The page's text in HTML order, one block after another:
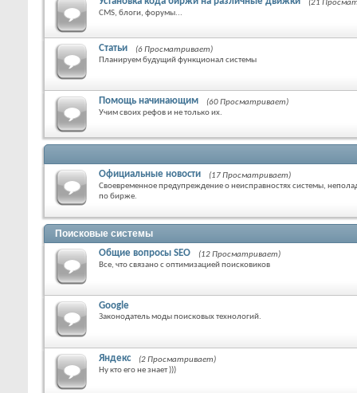
(21
CMS, блоги, форумы...
Статьи
(6 Просматривает)
Планируем будущий функционал системы
Помощь начинающим
(60 Просматривает)
Учим своих рефов и не только их.
Официальные новости
(17 Просматривает)
Своевременное предупреждение о неисправностях системы,
по бирже.
Поисковые системы
Общие вопросы SEO
(12 Просматривает)
Все, что связано с оптимизацией поисковиков
Google
Законодатель моды поисковых технологий.
Яндекс
(2 Просматривает)
Ну кто его не знает )))